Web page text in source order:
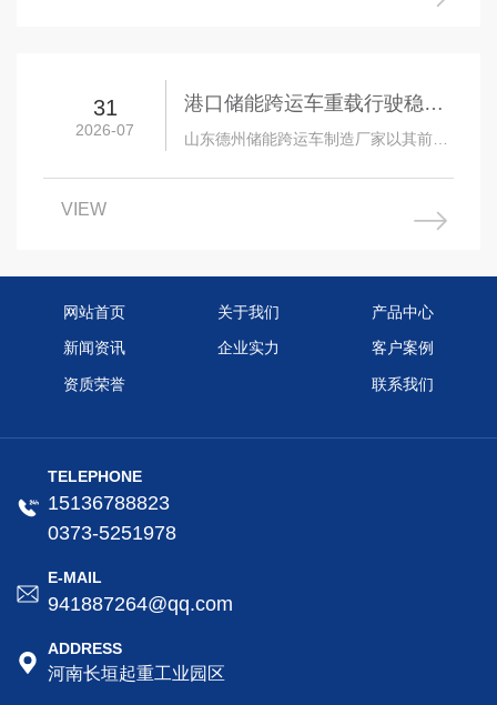
31
2026-07
港口储能跨运车重载行驶稳定
吗
山东德州储能跨运车制造厂家以其前瞻
VIEW
网站首页 关于我们 产品中心
新闻资讯 企业实力 客户案例
资质荣誉 联系我们
TELEPHONE
15136788823
0373-5251978
E-MAIL
941887264@qq.com
ADDRESS
河南长垣起重工业园区